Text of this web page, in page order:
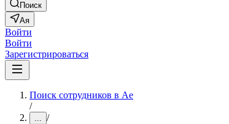
Поиск
Ая
Войти
Войти
Зарегистрироваться
Поиск сотрудников в Ае
/
... /